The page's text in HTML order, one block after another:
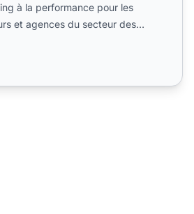
à la performance pour les
et agences du secteur des